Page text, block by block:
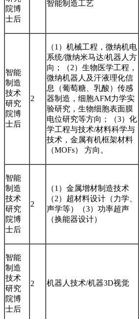
院博
士后
智能制造工艺
智能
制造
技术
研究
院博
士后
2
（1）机械工程，微纳机电
系统/微纳米马达/机器人方
向；（2）生物医学工程，
微纳机器人及汗液理化信
息（葡萄糖、乳酸）传感
器制造，细胞AFM力学实
验研究，生物细胞表面膜
电位研究等方向；（3）化
学工程与技术/材料科学与
技术，金属有机框架材料
（MOFs） 方向。
智能
制造
技术
研究
院博
士后
2
（1）金属增材制造技术
（2）超材料设计（力学、
声学等）（3）功率超声
（换能器设计）
智能
制造
技术
研究
院博
士后
2 机器人技术/机器3D视觉